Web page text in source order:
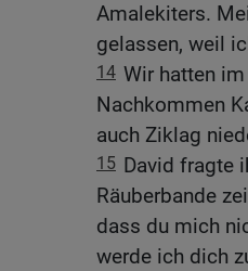
Amalekiters.
gelassen, weil
14 Wir hatten
Nachkommen
auch Ziklag
15 David fragte
Räuberbande
dass du mich
werde ich dich